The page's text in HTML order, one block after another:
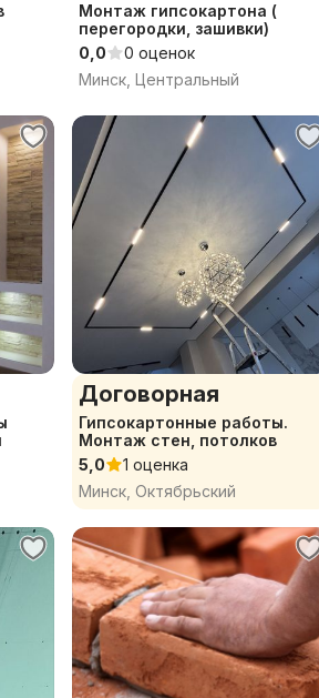
Монтаж гипсокартона (
перегородки, зашивки)
0,0
0 оценок
Минск, Центральный
Договорная
Гипсокартонные работы.
Монтаж стен, потолков
5,0
1 оценка
Минск, Октябрьский